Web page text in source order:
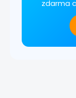
zdarma